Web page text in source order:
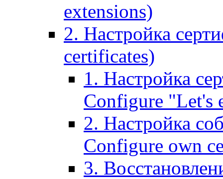
extensions)
2. Настройка
certificates)
1. Настройка
Configure "Let's
2. Настройка
Configure own
3.